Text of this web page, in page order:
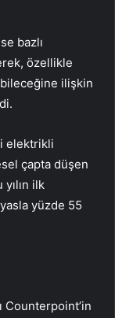
bazlı
özellikle
ilişkin
elektrikli
çapta düşen
ilk
yüzde 55
Counterpoint’in